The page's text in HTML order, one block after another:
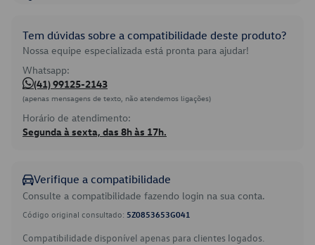
Tem dúvidas sobre a compatibilidade deste produto?
Nossa equipe especializada está pronta para ajudar!
Whatsapp:
(41) 99125-2143
(apenas mensagens de texto, não atendemos ligações)
Horário de atendimento:
Segunda à sexta, das 8h às 17h.
Verifique a compatibilidade
Consulte a compatibilidade fazendo login na sua conta.
Código original consultado: 5Z0853653G041
Compatibilidade disponível apenas para clientes logados.